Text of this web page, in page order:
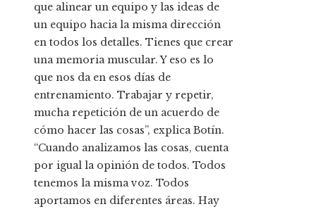
que alinear un equipo y las ideas de
un equipo hacia la misma dirección
en todos los detalles. Tienes que crear
una memoria muscular. Y eso es lo
que nos da en esos días de
entrenamiento. Trabajar y repetir,
mucha repetición de un acuerdo de
cómo hacer las cosas”, explica Botín.
“Cuando analizamos las cosas, cuenta
por igual la opinión de todos. Todos
tenemos la misma voz. Todos
aportamos en diferentes áreas. Hay